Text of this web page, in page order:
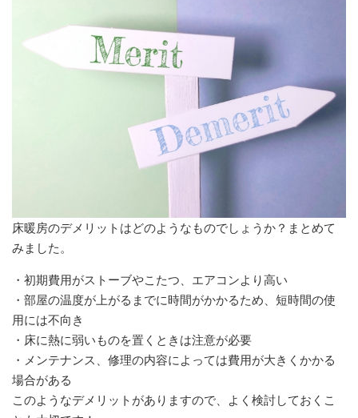
床暖房のデメリットはどのようなものでしょうか？まとめて
みました。
・初期費用がストーブやこたつ、エアコンより高い
・部屋の温度が上がるまでに時間がかかるため、短時間の使
用には不向き
・床に熱に弱いものを置くときは注意が必要
・メンテナンス、修理の内容によっては費用が大きくかかる
場合がある
このようなデメリットがありますので、よく検討しておくこ